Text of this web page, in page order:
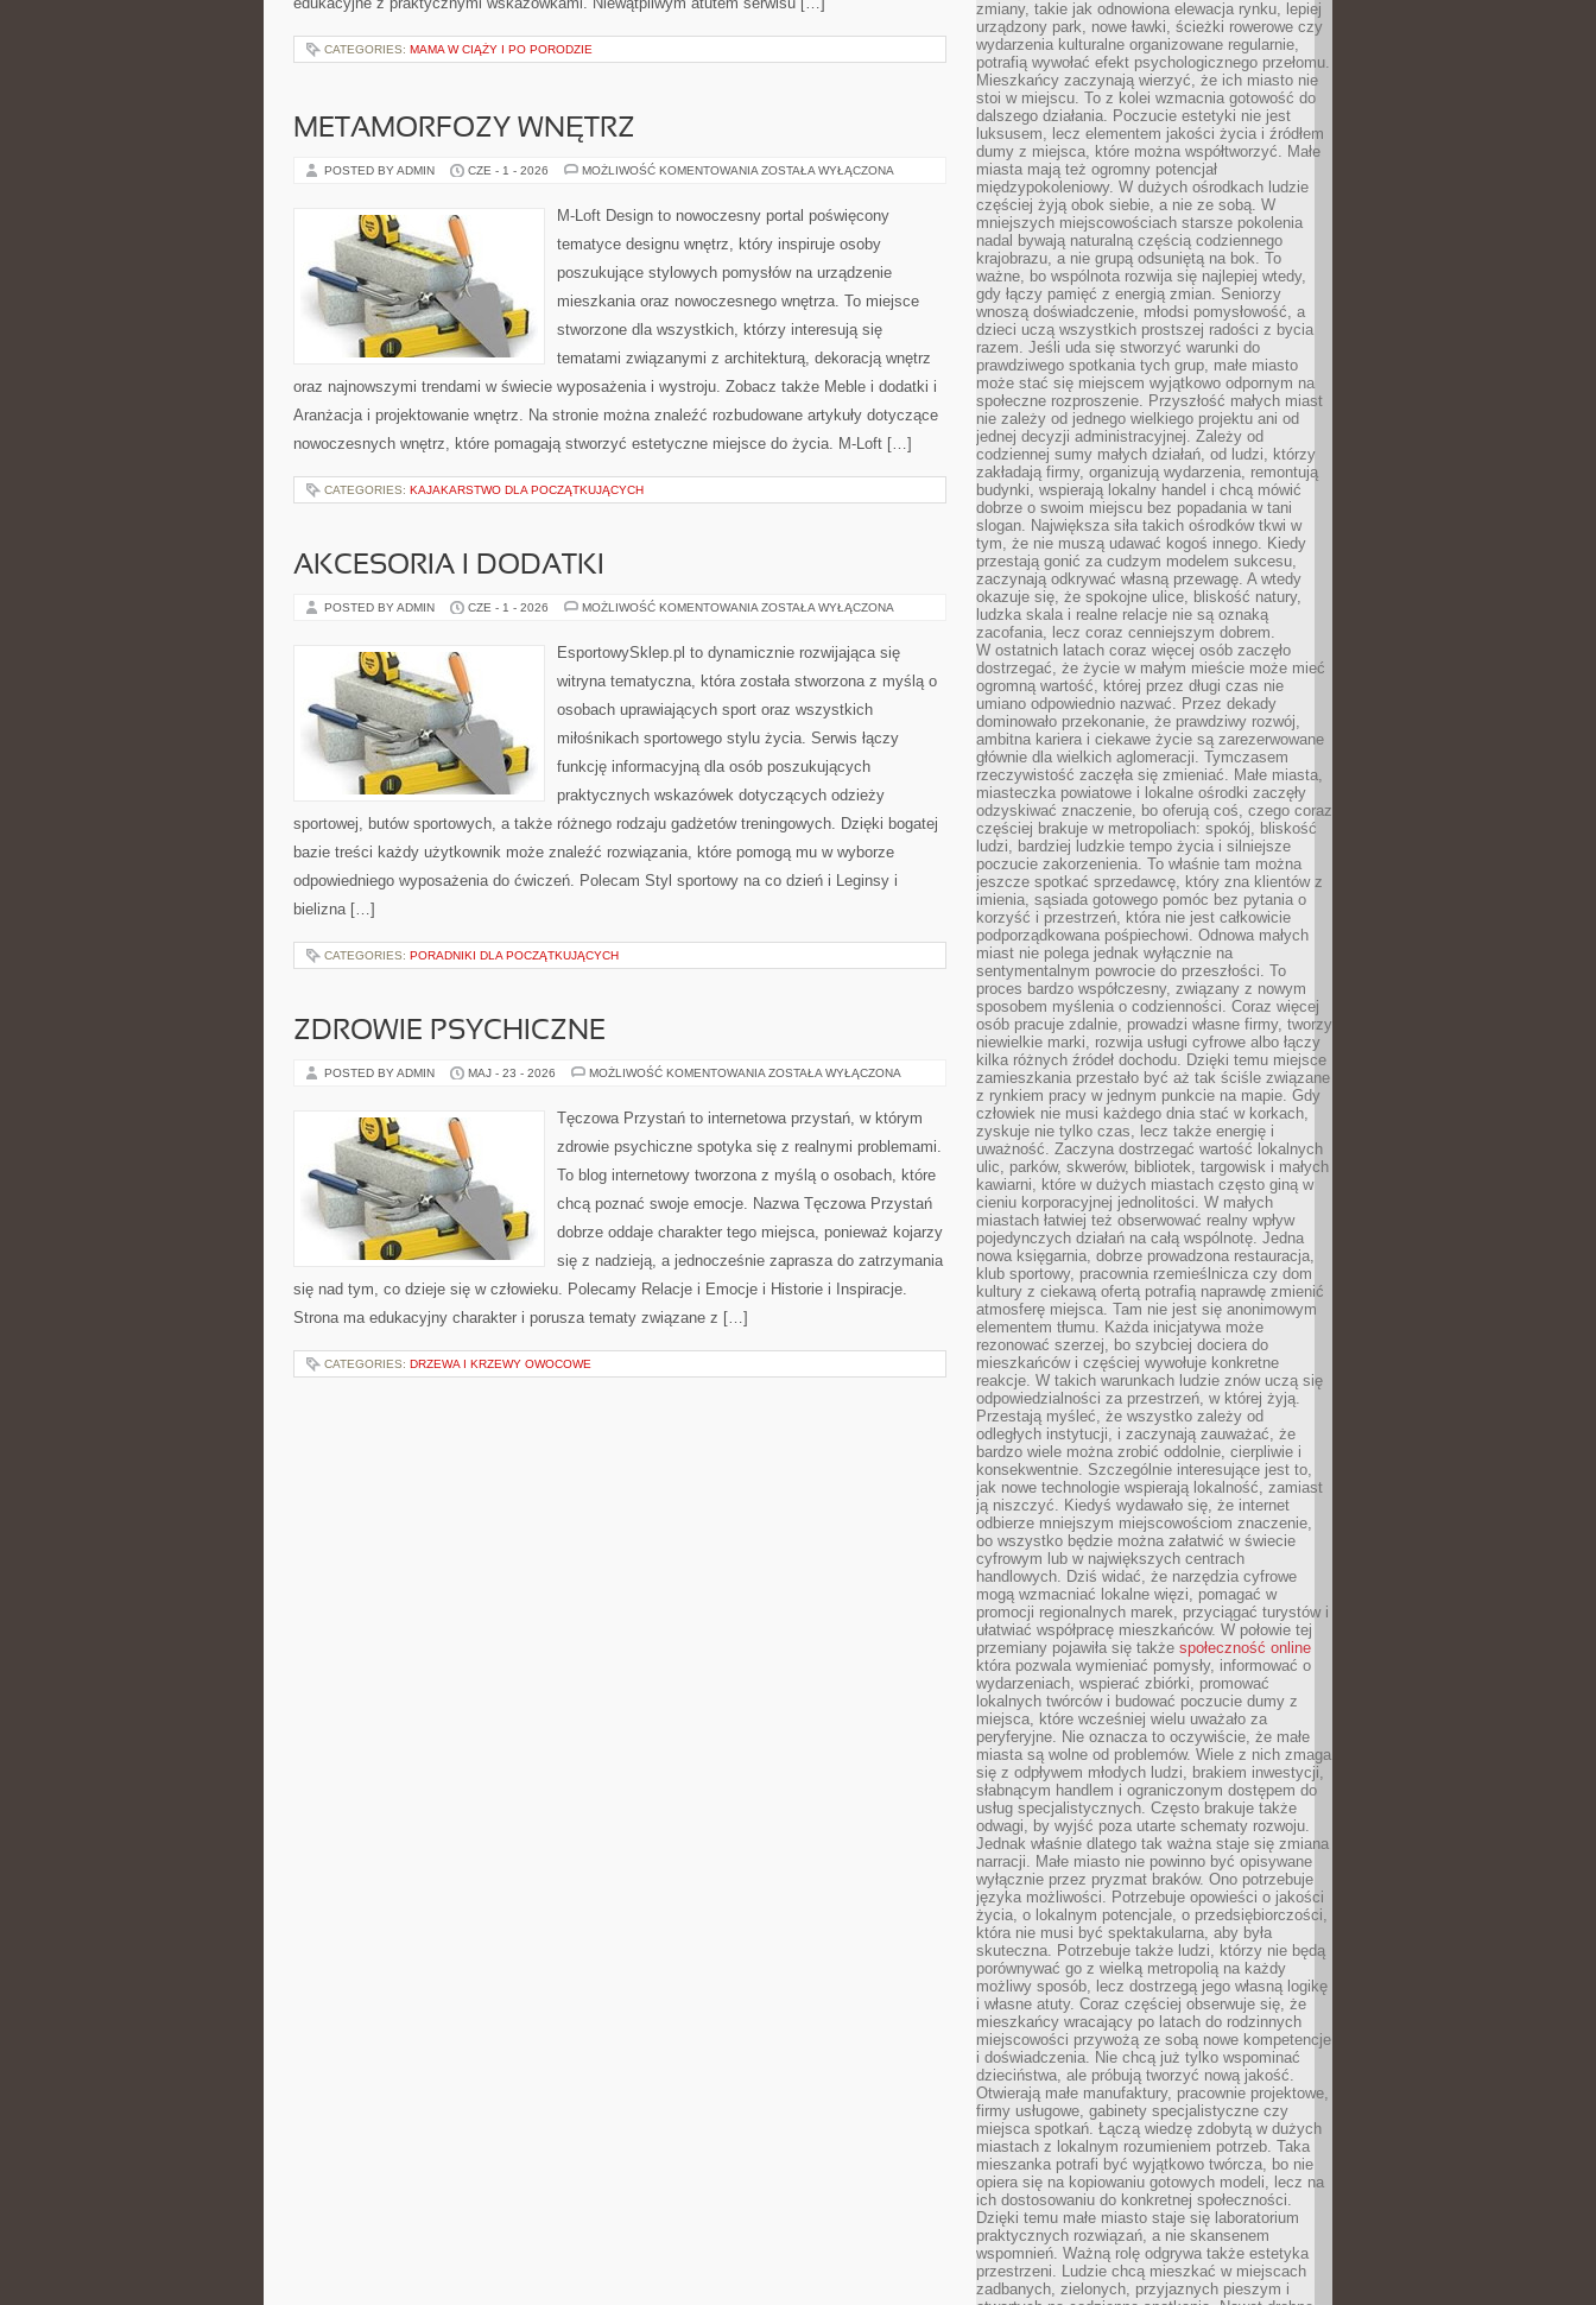
CATEGORIES: MAMA W CIĄŻY I PO PORODZIE
METAMORFOZY WNĘTRZ
POSTED BY ADMIN CZE - 1 - 2026 MOŻLIWOŚĆ KOMENTOWANIA METAMORFOZY
ZOSTAŁA WYŁĄCZONA
M-Loft Design to nowoczesny portal poświęcony
tematyce designu wnętrz, który inspiruje osoby
poszukujące stylowych pomysłów na urządzenie
mieszkania oraz nowoczesnego wnętrza. To miejsce
stworzone dla wszystkich, którzy interesują się
tematami związanymi z architekturą, dekoracją wnętrz
oraz najnowszymi trendami w świecie wyposażenia i wystroju. Zobacz także Meble i dodatki i
Aranżacja i projektowanie wnętrz. Na stronie można znaleźć rozbudowane artykuły dotyczące
nowoczesnych wnętrz, które pomagają stworzyć estetyczne miejsce do życia. M-Loft […]
CATEGORIES: KAJAKARSTWO DLA POCZĄTKUJĄCYCH
AKCESORIA I DODATKI
POSTED BY ADMIN CZE - 1 - 2026 MOŻLIWOŚĆ KOMENTOWANIA AKCESORIA
ZOSTAŁA WYŁĄCZONA
EsportowySklep.pl to dynamicznie rozwijająca się
witryna tematyczna, która została stworzona z myślą o
osobach uprawiających sport oraz wszystkich
miłośnikach sportowego stylu życia. Serwis łączy
funkcję informacyjną dla osób poszukujących
praktycznych wskazówek dotyczących odzieży
sportowej, butów sportowych, a także różnego rodzaju gadżetów treningowych. Dzięki bogatej
bazie treści każdy użytkownik może znaleźć rozwiązania, które pomogą mu w wyborze
odpowiedniego wyposażenia do ćwiczeń. Polecam Styl sportowy na co dzień i Leginsy i
bielizna […]
CATEGORIES: PORADNIKI DLA POCZĄTKUJĄCYCH
ZDROWIE PSYCHICZNE
POSTED BY ADMIN MAJ - 23 - 2026 MOŻLIWOŚĆ KOMENTOWANIA ZDROWIE
ZOSTAŁA WYŁĄCZONA
Tęczowa Przystań to internetowa przystań, w którym
zdrowie psychiczne spotyka się z realnymi problemami.
To blog internetowy tworzona z myślą o osobach, które
chcą poznać swoje emocje. Nazwa Tęczowa Przystań
dobrze oddaje charakter tego miejsca, ponieważ kojarzy
się z nadzieją, a jednocześnie zaprasza do zatrzymania
się nad tym, co dzieje się w człowieku. Polecamy Relacje i Emocje i Historie i Inspiracje.
Strona ma edukacyjny charakter i porusza tematy związane z […]
CATEGORIES: DRZEWA I KRZEWY OWOCOWE
zmiany, takie jak odnowiona elewacja rynku, lepiej
urządzony park, nowe ławki, ścieżki rowerowe czy
wydarzenia kulturalne organizowane regularnie,
potrafią wywołać efekt psychologicznego przełomu.
Mieszkańcy zaczynają wierzyć, że ich miasto nie
stoi w miejscu. To z kolei wzmacnia gotowość do
dalszego działania. Poczucie estetyki nie jest
luksusem, lecz elementem jakości życia i źródłem
dumy z miejsca, które można współtworzyć. Małe
miasta mają też ogromny potencjał
międzypokoleniowy. W dużych ośrodkach ludzie
częściej żyją obok siebie, a nie ze sobą. W
mniejszych miejscowościach starsze pokolenia
nadal bywają naturalną częścią codziennego
krajobrazu, a nie grupą odsuniętą na bok. To
ważne, bo wspólnota rozwija się najlepiej wtedy,
gdy łączy pamięć z energią zmian. Seniorzy
wnoszą doświadczenie, młodsi pomysłowość, a
dzieci uczą wszystkich prostszej radości z bycia
razem. Jeśli uda się stworzyć warunki do
prawdziwego spotkania tych grup, małe miasto
może stać się miejscem wyjątkowo odpornym na
społeczne rozproszenie. Przyszłość małych miast
nie zależy od jednego wielkiego projektu ani od
jednej decyzji administracyjnej. Zależy od
codziennej sumy małych działań, od ludzi, którzy
zakładają firmy, organizują wydarzenia, remontują
budynki, wspierają lokalny handel i chcą mówić
dobrze o swoim miejscu bez popadania w tani
slogan. Największa siła takich ośrodków tkwi w
tym, że nie muszą udawać kogoś innego. Kiedy
przestają gonić za cudzym modelem sukcesu,
zaczynają odkrywać własną przewagę. A wtedy
okazuje się, że spokojne ulice, bliskość natury,
ludzka skala i realne relacje nie są oznaką
zacofania, lecz coraz cenniejszym dobrem.
W ostatnich latach coraz więcej osób zaczęło
dostrzegać, że życie w małym mieście może mieć
ogromną wartość, której przez długi czas nie
umiano odpowiednio nazwać. Przez dekady
dominowało przekonanie, że prawdziwy rozwój,
ambitna kariera i ciekawe życie są zarezerwowane
głównie dla wielkich aglomeracji. Tymczasem
rzeczywistość zaczęła się zmieniać. Małe miasta,
miasteczka powiatowe i lokalne ośrodki zaczęły
odzyskiwać znaczenie, bo oferują coś, czego coraz
częściej brakuje w metropoliach: spokój, bliskość
ludzi, bardziej ludzkie tempo życia i silniejsze
poczucie zakorzenienia. To właśnie tam można
jeszcze spotkać sprzedawcę, który zna klientów z
imienia, sąsiada gotowego pomóc bez pytania o
korzyść i przestrzeń, która nie jest całkowicie
podporządkowana pośpiechowi. Odnowa małych
miast nie polega jednak wyłącznie na
sentymentalnym powrocie do przeszłości. To
proces bardzo współczesny, związany z nowym
sposobem myślenia o codzienności. Coraz więcej
osób pracuje zdalnie, prowadzi własne firmy, tworzy
niewielkie marki, rozwija usługi cyfrowe albo łączy
kilka różnych źródeł dochodu. Dzięki temu miejsce
zamieszkania przestało być aż tak ściśle związane
z rynkiem pracy w jednym punkcie na mapie. Gdy
człowiek nie musi każdego dnia stać w korkach,
zyskuje nie tylko czas, lecz także energię i
uważność. Zaczyna dostrzegać wartość lokalnych
ulic, parków, skwerów, bibliotek, targowisk i małych
kawiarni, które w dużych miastach często giną w
cieniu korporacyjnej jednolitości. W małych
miastach łatwiej też obserwować realny wpływ
pojedynczych działań na całą wspólnotę. Jedna
nowa księgarnia, dobrze prowadzona restauracja,
klub sportowy, pracownia rzemieślnicza czy dom
kultury z ciekawą ofertą potrafią naprawdę zmienić
atmosferę miejsca. Tam nie jest się anonimowym
elementem tłumu. Każda inicjatywa może
rezonować szerzej, bo szybciej dociera do
mieszkańców i częściej wywołuje konkretne
reakcje. W takich warunkach ludzie znów uczą się
odpowiedzialności za przestrzeń, w której żyją.
Przestają myśleć, że wszystko zależy od
odległych instytucji, i zaczynają zauważać, że
bardzo wiele można zrobić oddolnie, cierpliwie i
konsekwentnie. Szczególnie interesujące jest to,
jak nowe technologie wspierają lokalność, zamiast
ją niszczyć. Kiedyś wydawało się, że internet
odbierze mniejszym miejscowościom znaczenie,
bo wszystko będzie można załatwić w świecie
cyfrowym lub w największych centrach
handlowych. Dziś widać, że narzędzia cyfrowe
mogą wzmacniać lokalne więzi, pomagać w
promocji regionalnych marek, przyciągać turystów i
ułatwiać współpracę mieszkańców. W połowie tej
przemiany pojawiła się także społeczność online
która pozwala wymieniać pomysły, informować o
wydarzeniach, wspierać zbiórki, promować
lokalnych twórców i budować poczucie dumy z
miejsca, które wcześniej wielu uważało za
peryferyjne. Nie oznacza to oczywiście, że małe
miasta są wolne od problemów. Wiele z nich zmaga
się z odpływem młodych ludzi, brakiem inwestycji,
słabnącym handlem i ograniczonym dostępem do
usług specjalistycznych. Często brakuje także
odwagi, by wyjść poza utarte schematy rozwoju.
Jednak właśnie dlatego tak ważna staje się zmiana
narracji. Małe miasto nie powinno być opisywane
wyłącznie przez pryzmat braków. Ono potrzebuje
języka możliwości. Potrzebuje opowieści o jakości
życia, o lokalnym potencjale, o przedsiębiorczości,
która nie musi być spektakularna, aby była
skuteczna. Potrzebuje także ludzi, którzy nie będą
porównywać go z wielką metropolią na każdy
możliwy sposób, lecz dostrzegą jego własną logikę
i własne atuty. Coraz częściej obserwuje się, że
mieszkańcy wracający po latach do rodzinnych
miejscowości przywożą ze sobą nowe kompetencje
i doświadczenia. Nie chcą już tylko wspominać
dzieciństwa, ale próbują tworzyć nową jakość.
Otwierają małe manufaktury, pracownie projektowe,
firmy usługowe, gabinety specjalistyczne czy
miejsca spotkań. Łączą wiedzę zdobytą w dużych
miastach z lokalnym rozumieniem potrzeb. Taka
mieszanka potrafi być wyjątkowo twórcza, bo nie
opiera się na kopiowaniu gotowych modeli, lecz na
ich dostosowaniu do konkretnej społeczności.
Dzięki temu małe miasto staje się laboratorium
praktycznych rozwiązań, a nie skansenem
wspomnień. Ważną rolę odgrywa także estetyka
przestrzeni. Ludzie chcą mieszkać w miejscach
zadbanych, zielonych, przyjaznych pieszym i